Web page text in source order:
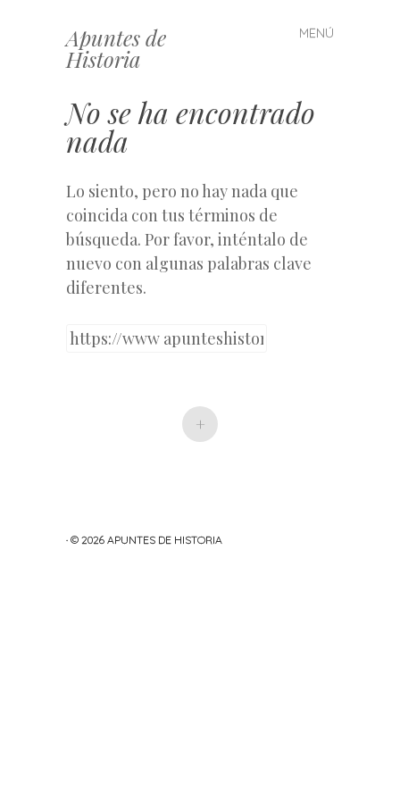
Apuntes de
Historia
MENÚ
Saltar
al
No se ha encontrado
nada
Lo siento, pero no hay nada que
coincida con tus términos de
búsqueda. Por favor, inténtalo de
nuevo con algunas palabras clave
diferentes.
Buscar
+
· © 2026 APUNTES DE HISTORIA